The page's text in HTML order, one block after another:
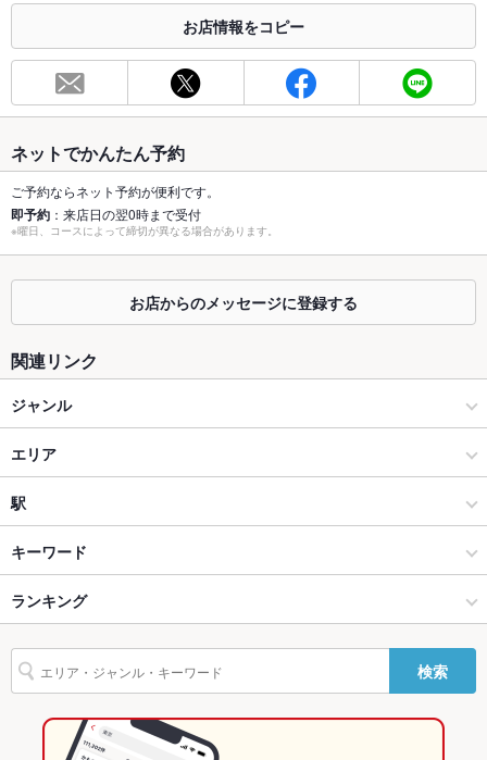
総席数 180席
最大宴会収
200人
個室 あり
座敷 あり
あり
ソファー
テラス席
設備
バリアフリ
ー
駐車場 なし
英語メニュ
あり
その他設備 －
お店情報をコピー
ネットでかんたん予約
ご予約ならネット予約が便利です。
即予約 ：来店日の翌0時まで受付
※曜日、コースによって締切が異なる場合があります。
お店からのメッセージに登録する
関連リンク
ジャンル
居酒屋
和風
柏・南柏・我孫子 × 居酒屋
柏・南柏・我孫子 × 和風
柏駅 × 居酒屋
柏駅 × 和風
エリア
柏
柏 × 居酒屋
柏 × 和風
柏 × 和食
柏 × 和食全般
駅
柏駅
キーワード
からあげ
チャーハン 杏仁豆腐 デザート
ランキング
千葉のグルメランキング
千葉の居酒屋ランキング
柏・南柏・我孫子のグルメランキング
検索